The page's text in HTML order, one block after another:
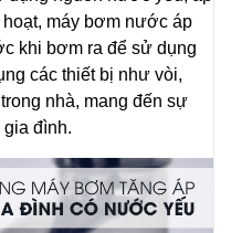
hoạt, máy bơm nước áp
khi bơm ra để sử dụng
các thiết bị như vòi,
nhà, mang đến sự
đình.